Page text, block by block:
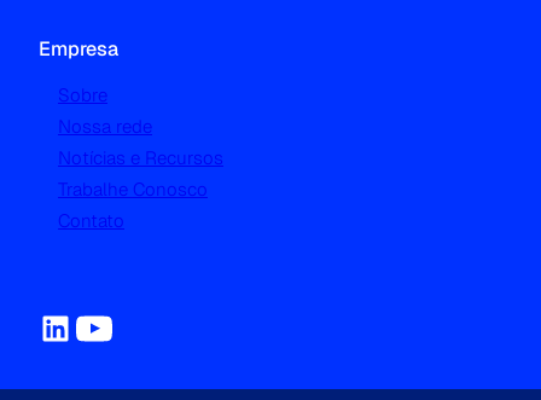
Empresa
Sobre
Nossa rede
Notícias e Recursos
Trabalhe Conosco
Contato